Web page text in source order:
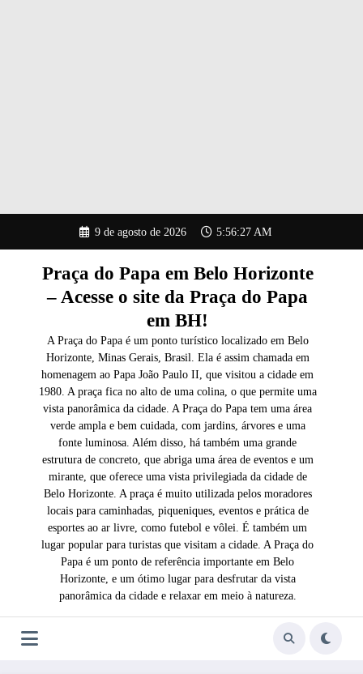
o
9 de agosto de 2026 5:56:28 AM
Praça do Papa em Belo Horizonte
– Acesse o site da Praça do Papa
em BH!
A Praça do Papa é um ponto turístico localizado em Belo
Horizonte, Minas Gerais, Brasil. Ela é assim chamada em
homenagem ao Papa João Paulo II, que visitou a cidade em
1980. A praça fica no alto de uma colina, o que permite uma
vista panorâmica da cidade. A Praça do Papa tem uma área
verde ampla e bem cuidada, com jardins, árvores e uma
fonte luminosa. Além disso, há também uma grande
estrutura de concreto, que abriga uma área de eventos e um
mirante, que oferece uma vista privilegiada da cidade de
Belo Horizonte. A praça é muito utilizada pelos moradores
locais para caminhadas, piqueniques, eventos e prática de
esportes ao ar livre, como futebol e vôlei. É também um
lugar popular para turistas que visitam a cidade. A Praça do
Papa é um ponto de referência importante em Belo
Horizonte, e um ótimo lugar para desfrutar da vista
panorâmica da cidade e relaxar em meio à natureza.